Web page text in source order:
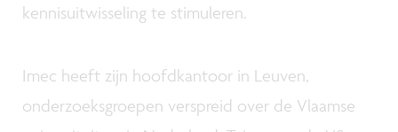
kennisuitwisseling te stimuleren.
Imec heeft zijn hoofdkantoor in Leuven,
onderzoeksgroepen verspreid over de Vlaamse